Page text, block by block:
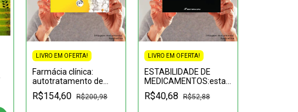
LIVRO EM OFERTA!
Farmácia clínica:
autotratamento de
saúde e
autotratamento
R$154,60 R$200,98
LIVRO EM OFERTA!
ESTABILIDADE DE
MEDICAMENTOS:estado
da arte e reflexões
R$40,68 R$52,88